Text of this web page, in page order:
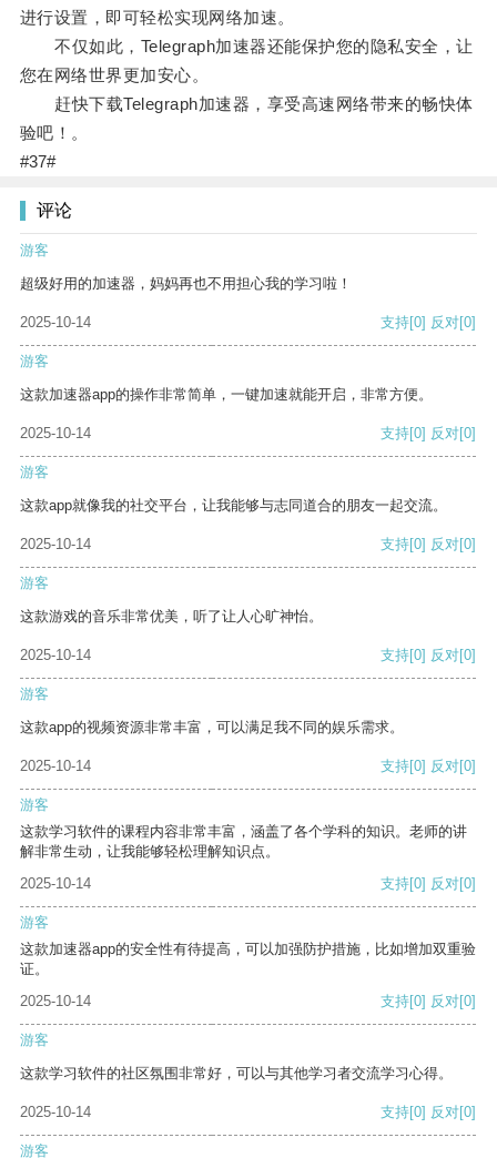
进行设置，即可轻松实现网络加速。
不仅如此，Telegraph加速器还能保护您的隐私安全，让
您在网络世界更加安心。
赶快下载Telegraph加速器，享受高速网络带来的畅快体
验吧！。
#37#
评论
游客
超级好用的加速器，妈妈再也不用担心我的学习啦！
2025-10-14 支持[0] 反对[0]
游客
这款加速器app的操作非常简单，一键加速就能开启，非常方便。
2025-10-14 支持[0] 反对[0]
游客
这款app就像我的社交平台，让我能够与志同道合的朋友一起交流。
2025-10-14 支持[0] 反对[0]
游客
这款游戏的音乐非常优美，听了让人心旷神怡。
2025-10-14 支持[0] 反对[0]
游客
这款app的视频资源非常丰富，可以满足我不同的娱乐需求。
2025-10-14 支持[0] 反对[0]
游客
这款学习软件的课程内容非常丰富，涵盖了各个学科的知识。老师的讲
解非常生动，让我能够轻松理解知识点。
2025-10-14
支持[0] 反对[0]
游客
这款加速器app的安全性有待提高，可以加强防护措施，比如增加双重验
证。
2025-10-14
支持[0] 反对[0]
游客
这款学习软件的社区氛围非常好，可以与其他学习者交流学习心得。
2025-10-14 支持[0] 反对[0]
游客